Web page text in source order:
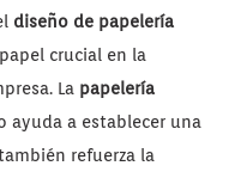
diseño de papelería
crucial en la
La papelería
ayuda a establecer una
refuerza la